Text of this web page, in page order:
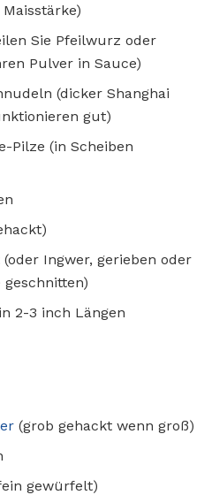
Maisstärke)
Sie Pfeilwurz oder
Pulver in Sauce)
(dicker Shanghai
gut)
Pilze (in Scheiben
Ingwer, gerieben oder
2-3 inch Längen
(grob gehackt wenn groß)
gewürfelt)